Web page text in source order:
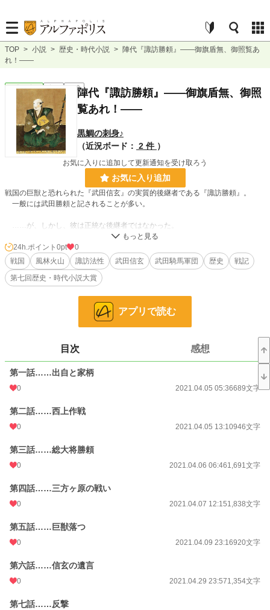
TOP > 小説 > 歴史・時代小説 > 陣代『諏訪勝頼』――御旗盾無、御照覧あ
れ！――
歴史・時代 完結 長編陣代『諏訪勝頼』――御旗盾無、御照
覧あれ！――
黒鯛の刺身♪
（近況ボード： 2 件 ）
お気に入りに追加して更新通知を受け取ろう
お気に入り追加
戦国の巨獣と恐れられた『武田信玄』の実質的後継者である『諏訪勝頼』。
一般には武田勝頼と記されることが多い。
……が、しかし、彼は正統な後継者ではなかった。
信玄の遺言に寄れば、正式な後継者は信玄の孫とあった。
つまり勝頼の子である信勝が後継者であり、勝頼は陣代。
一介の後見人の立場でしかない。
の後見人として戦わねばならなかった諏訪勝頼。
……これは、そんな悲運の名将のお話である。
【画像引用】……諏訪勝頼・高野山持明院蔵
【注意】……武田贔屓のお話です。
所説あります。
小説
歴史・時代 3,218 位 / 3,218 件
お気に入り
24h.ポイント 0 pt
文字数
更新日時 2021.06.30 17:02
24h.ポイント 0pt
0
戦国
風林火山 諏訪法性 武田信玄 武田騎馬軍団 歴史
戦記
第七回歴史・時代小説大賞
アプリで読む
目次 感想
第一話……出自と家柄
0 2021.04.05 05:36689文字
第二話……西上作戦
0 2021.04.05 13:10946文字
第三話……総大将勝頼
0 2021.04.06 06:461,691文字
第四話……三方ヶ原の戦い
0 2021.04.07 12:151,838文字
第五話……巨獣落つ
0 2021.04.09 23:16920文字
第六話……信玄の遺言
0 2021.04.29 23:571,354文字
第七話……反撃